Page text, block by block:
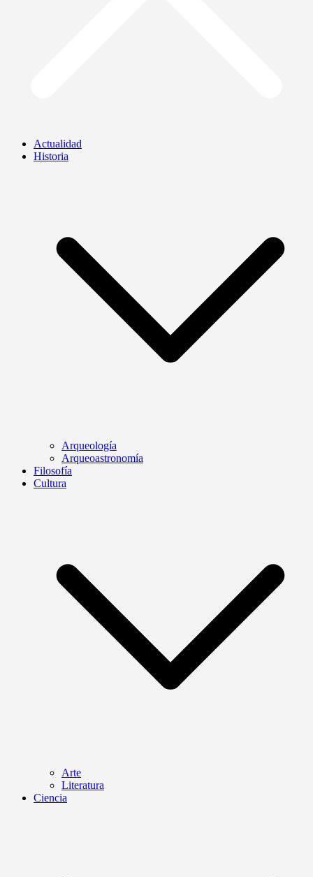
Actualidad
Historia
Arqueología
Arqueoastronomía
Filosofía
Cultura
Arte
Literatura
Ciencia